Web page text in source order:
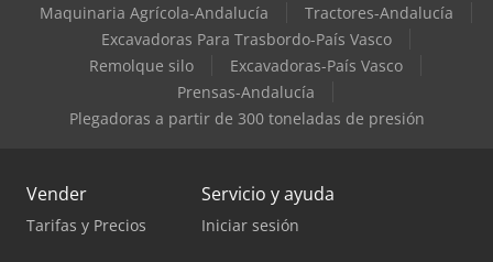
Maquinaria Agrícola-Andalucía
Tractores-Andalucía
Excavadoras Para Trasbordo-País Vasco
Remolque silo
Excavadoras-País Vasco
Prensas-Andalucía
Plegadoras a partir de 300 toneladas de presión
Vender
Tarifas y Precios
Servicio y ayuda
Iniciar sesión